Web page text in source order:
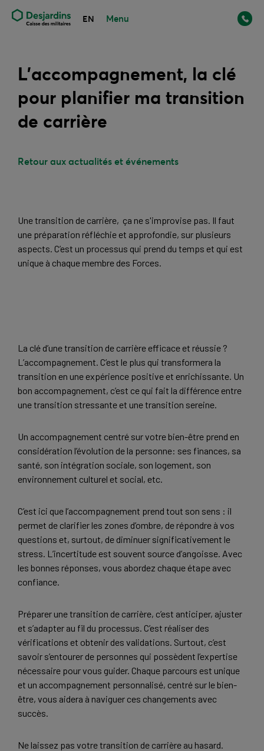
EN Menu
L’accompagnement, la clé
pour planifier ma transition
de carrière
Retour aux actualités et événements
Une transition de carrière,  ça ne s'improvise pas. Il faut
une préparation réfléchie et approfondie, sur plusieurs
aspects. C’est un processus qui prend du temps et qui est
unique à chaque membre des Forces.
La clé d’une transition de carrière efficace et réussie ?
L’accompagnement. C’est le plus qui transformera la
transition en une expérience positive et enrichissante. Un
bon accompagnement, c’est ce qui fait la différence entre
une transition stressante et une transition sereine.
Un accompagnement centré sur votre bien-être prend en
considération l’évolution de la personne: ses finances, sa
santé, son intégration sociale, son logement, son
environnement culturel et social, etc.
C’est ici que l’accompagnement prend tout son sens : il
permet de clarifier les zones d’ombre, de répondre à vos
questions et, surtout, de diminuer significativement le
stress. L’incertitude est souvent source d’angoisse. Avec
les bonnes réponses, vous abordez chaque étape avec
confiance.
Préparer une transition de carrière, c’est anticiper, ajuster
et s’adapter au fil du processus. C’est réaliser des
vérifications et obtenir des validations. Surtout, c’est
savoir s’entourer de personnes qui possèdent l’expertise
nécessaire pour vous guider. Chaque parcours est unique
et un accompagnement personnalisé, centré sur le bien-
être, vous aidera à naviguer ces changements avec
succès.
Ne laissez pas votre transition de carrière au hasard.